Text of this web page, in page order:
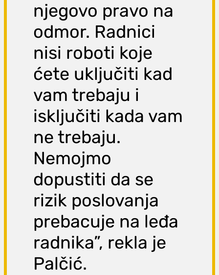
njegovo pravo na
odmor. Radnici
nisi roboti koje
ćete uključiti kad
vam trebaju i
isključiti kada vam
ne trebaju.
Nemojmo
dopustiti da se
rizik poslovanja
prebacuje na leđa
radnika”, rekla je
Palčić.